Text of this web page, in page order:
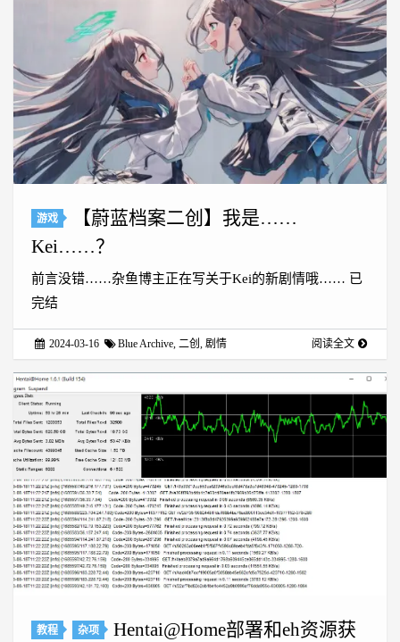
游戏
【蔚蓝档案二创】我是……
Kei……？
前言没错……杂鱼博主正在写关于Kei的新剧情哦…… 已
完结
2024-03-16 Blue Archive 二创 ,剧情 阅读全文
教程 杂项
Hentai@Home部署和eh资源获